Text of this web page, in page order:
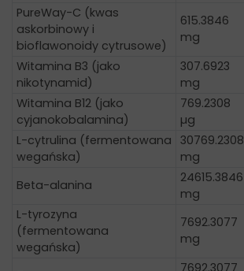
PureWay-C (kwas
askorbinowy i
bioflawonoidy cytrusowe)
615.3846
mg
Witamina B3 (jako
nikotynamid)
307.6923
mg
Witamina B12 (jako
cyjanokobalamina)
769.2308
µg
L-cytrulina (fermentowana
wegańska)
30769.2308
mg
Beta-alanina
24615.3846
mg
L-tyrozyna
(fermentowana
wegańska)
7692.3077
mg
7692.3077